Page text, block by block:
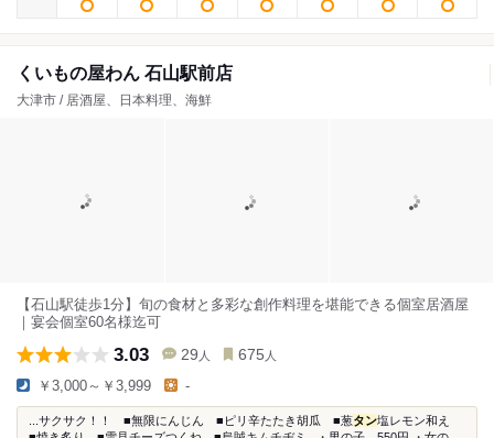
くいもの屋わん 石山駅前店
大津市 / 居酒屋、日本料理、海鮮
【石山駅徒歩1分】旬の食材と多彩な創作料理を堪能できる個室居酒屋
｜宴会個室60名様迄可
3.03 29 人 675 人
￥3,000～￥3,999 -
...サクサク！！ ■無限にんじん ■ピリ辛たたき胡瓜 ■葱タン塩レモン和え